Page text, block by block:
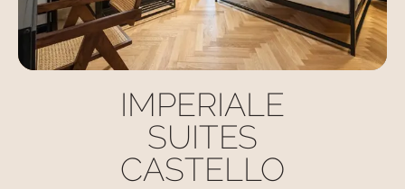
IMPERIALE
SUITES
CASTELLO